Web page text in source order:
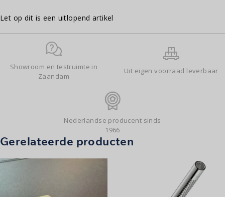
Let op dit is een uitlopend artikel
Showroom en testruimte in
Zaandam
Uit eigen voorraad leverbaar
Nederlandse producent sinds
1966
Gerelateerde producten